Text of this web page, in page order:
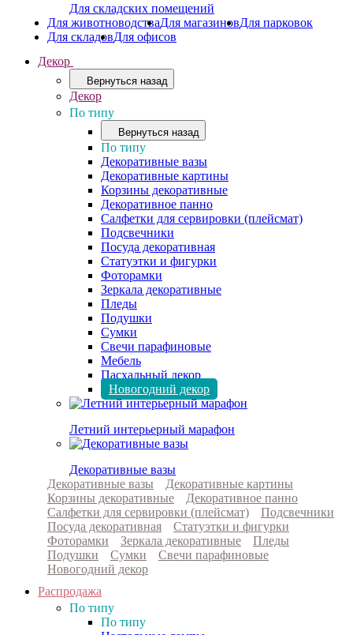
Для складских помещений
Для животноводстваДля магазиновДля парковок
Для складовДля офисов
Декор
Вернуться назад
Декор
По типу
Вернуться назад
По типу
Декоративные вазы
Декоративные картины
Корзины декоративные
Декоративное панно
Салфетки для сервировки (плейсмат)
Подсвечники
Посуда декоративная
Статуэтки и фигурки
Фоторамки
Зеркала декоративные
Пледы
Подушки
Сумки
Свечи парафиновые
Мебель
Пасхальный декор
Новогодний декор
Летний интерьерный марафон
Декоративные вазы
Декоративные вазы
Декоративные картины
Корзины декоративные
Декоративное панно
Салфетки для сервировки (плейсмат)
Подсвечники
Посуда декоративная
Статуэтки и фигурки
Фоторамки
Зеркала декоративные
Пледы
Подушки
Сумки
Свечи парафиновые
Новогодний декор
Распродажа
По типу
По типу